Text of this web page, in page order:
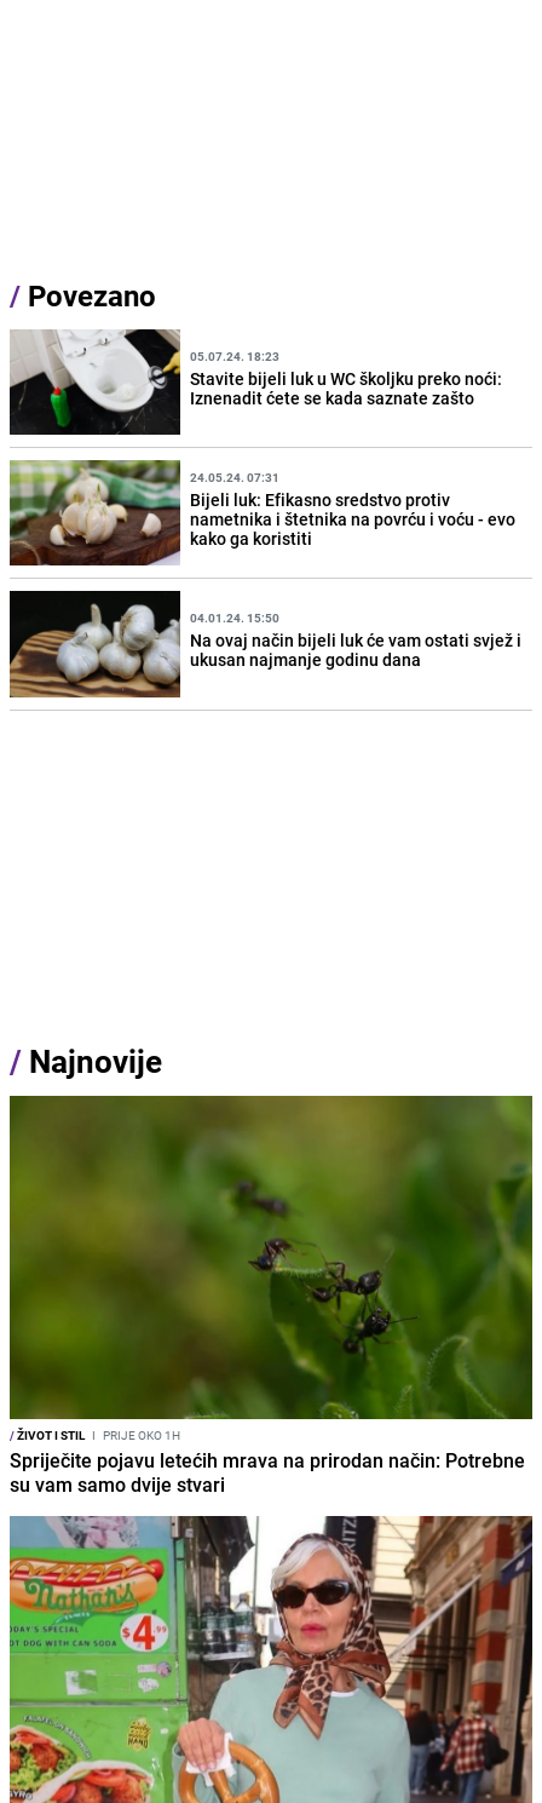
/ Povezano
05.07.24. 18:23
Stavite bijeli luk u WC školjku preko noći:
Iznenadit ćete se kada saznate zašto
24.05.24. 07:31
Bijeli luk: Efikasno sredstvo protiv
nametnika i štetnika na povrću i voću - evo
kako ga koristiti
04.01.24. 15:50
Na ovaj način bijeli luk će vam ostati svjež i
ukusan najmanje godinu dana
/ Najnovije
/ŽIVOT I STIL I PRIJE OKO 1H
Spriječite pojavu letećih mrava na prirodan način: Potrebne
su vam samo dvije stvari